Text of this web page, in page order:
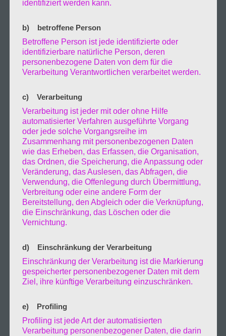
Sogn nach Koldby kurz nach einer rechts
Biegung auf de linken Seite und ist nicht
besonders ausgeschildert was mir heute mit
dem herannahenden Nebel auch erheblich das
der Melodie des Wassers verbrachte ich die
Nacht.
identifiziert werden kann.
b) betroffene Person
Betroffene Person ist jede identifizierte oder
identifizierbare natürliche Person, deren
personenbezogene Daten von dem für die
Verarbeitung Verantwortlichen verarbeitet werden.
c) Verarbeitung
Verarbeitung ist jeder mit oder ohne Hilfe
automatisierter Verfahren ausgeführte Vorgang
oder jede solche Vorgangsreihe im
Zusammenhang mit personenbezogenen Daten
wie das Erheben, das Erfassen, die Organisation,
das Ordnen, die Speicherung, die Anpassung oder
Veränderung, das Auslesen, das Abfragen, die
Verwendung, die Offenlegung durch Übermittlung,
Verbreitung oder eine andere Form der
Bereitstellung, den Abgleich oder die Verknüpfung,
die Einschränkung, das Löschen oder die
Vernichtung.
d) Einschränkung der Verarbeitung
Einschränkung der Verarbeitung ist die Markierung
gespeicherter personenbezogener Daten mit dem
Ziel, ihre künftige Verarbeitung einzuschränken.
e) Profiling
Profiling ist jede Art der automatisierten
Verarbeitung personenbezogener Daten, die darin